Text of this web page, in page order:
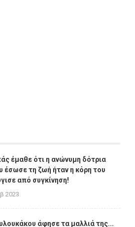
έμαθε ότι η ανώνυμη δότρια
έσωσε τη ζωή ήταν η κόρη του
από συγκίνηση!
2023
άφησε τα μαλλιά της...